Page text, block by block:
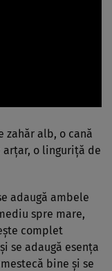
zahăr alb, o cană
arţar, o linguriţă de
adaugă ambele
spre mare,
complet
se adaugă esenţa
bine şi se